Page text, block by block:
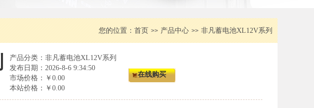
您的位置：首页 >> 产品中心 >> 非凡蓄电池XL12V系列
产品分类：非凡蓄电池XL12V系列
发布日期：2026-8-6 9:34:50
市场价格： ￥0.00
本站价格： ￥0.00
在线购买